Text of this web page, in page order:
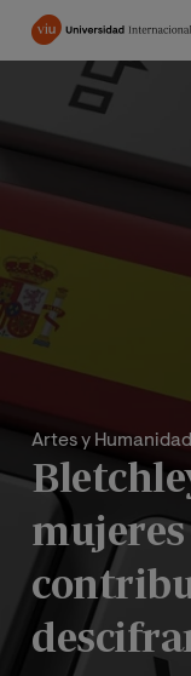
Pasar
contenido
principal
Artes y
mujeres